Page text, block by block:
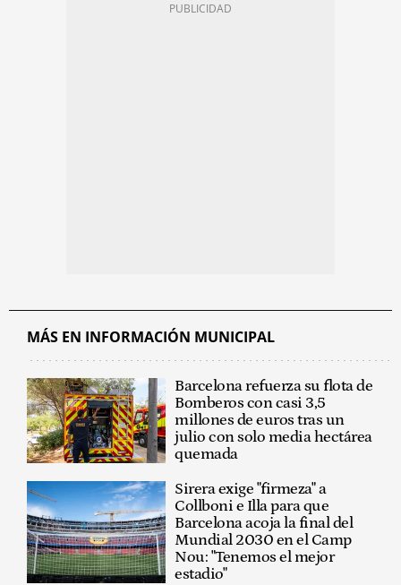
MÁS EN INFORMACIÓN MUNICIPAL
Barcelona refuerza su flota de
Bomberos con casi 3,5
millones de euros tras un
julio con solo media hectárea
quemada
Sirera exige "firmeza" a
Collboni e Illa para que
Barcelona acoja la final del
Mundial 2030 en el Camp
Nou: "Tenemos el mejor
estadio"